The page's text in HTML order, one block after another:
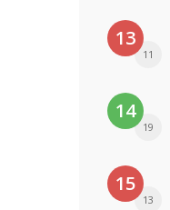
13
11
14
19
15
13